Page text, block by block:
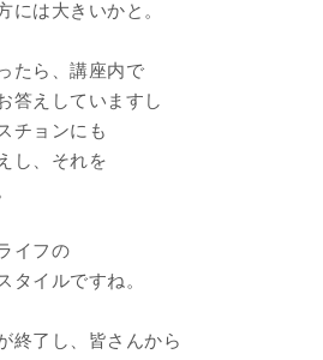
には大きいかと。
たら、講座内で
答えしていますし
チョンにも
し、それを
イフの
タイルですね。
終了し、皆さんから